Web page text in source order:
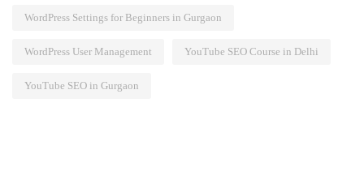
WordPress Settings for Beginners in Gurgaon
WordPress User Management YouTube SEO Course in Delhi
YouTube SEO in Gurgaon